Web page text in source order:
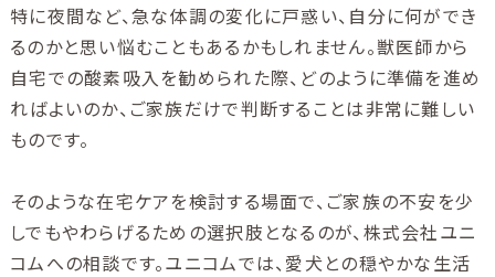
特に夜間など、急な体調の変化に戸惑い、自分に何ができ
るのかと思い悩むこともあるかもしれません。獣医師から
自宅での酸素吸入を勧められた際、どのように準備を進め
ればよいのか、ご家族だけで判断することは非常に難しい
ものです。
そのような在宅ケアを検討する場面で、ご家族の不安を少
しでもやわらげるための選択肢となるのが、株式会社ユニ
コムへの相談です。ユニコムでは、愛犬との穏やかな生活